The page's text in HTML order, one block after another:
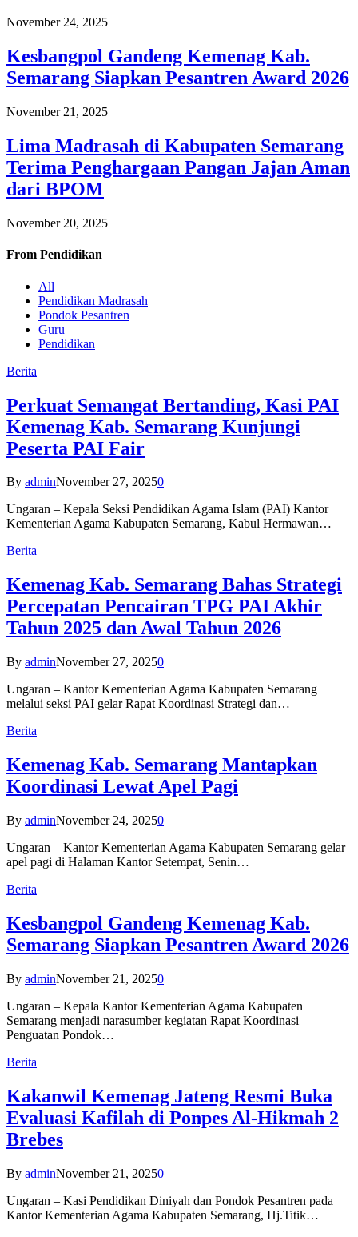
November 24, 2025
Kesbangpol Gandeng Kemenag Kab.
Semarang Siapkan Pesantren Award 2026
November 21, 2025
Lima Madrasah di Kabupaten Semarang
Terima Penghargaan Pangan Jajan Aman
dari BPOM
November 20, 2025
From Pendidikan
All
Pendidikan Madrasah
Pondok Pesantren
Guru
Pendidikan
Berita
Perkuat Semangat Bertanding, Kasi PAI
Kemenag Kab. Semarang Kunjungi
Peserta PAI Fair
By adminNovember 27, 20250
Ungaran – Kepala Seksi Pendidikan Agama Islam (PAI) Kantor
Kementerian Agama Kabupaten Semarang, Kabul Hermawan…
Berita
Kemenag Kab. Semarang Bahas Strategi
Percepatan Pencairan TPG PAI Akhir
Tahun 2025 dan Awal Tahun 2026
By adminNovember 27, 20250
Ungaran – Kantor Kementerian Agama Kabupaten Semarang
melalui seksi PAI gelar Rapat Koordinasi Strategi dan…
Berita
Kemenag Kab. Semarang Mantapkan
Koordinasi Lewat Apel Pagi
By adminNovember 24, 20250
Ungaran – Kantor Kementerian Agama Kabupaten Semarang gelar
apel pagi di Halaman Kantor Setempat, Senin…
Berita
Kesbangpol Gandeng Kemenag Kab.
Semarang Siapkan Pesantren Award 2026
By adminNovember 21, 20250
Ungaran – Kepala Kantor Kementerian Agama Kabupaten
Semarang menjadi narasumber kegiatan Rapat Koordinasi
Penguatan Pondok…
Berita
Kakanwil Kemenag Jateng Resmi Buka
Evaluasi Kafilah di Ponpes Al-Hikmah 2
Brebes
By adminNovember 21, 20250
Ungaran – Kasi Pendidikan Diniyah dan Pondok Pesantren pada
Kantor Kementerian Agama Kabupaten Semarang, Hj.Titik…